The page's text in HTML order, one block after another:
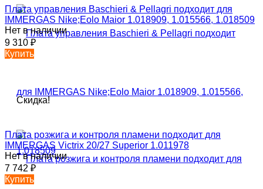
Плата управления Baschieri & Pellagri подходит для
IMMERGAS Nike;Eolo Maior 1.018909, 1.015566, 1.018509
Нет в наличии
9 310 ₽
Купить
Скидка!
Плата розжига и контроля пламени подходит для
IMMERGAS Victrix 20/27 Superior 1.011978
Нет в наличии
7 742 ₽
Купить